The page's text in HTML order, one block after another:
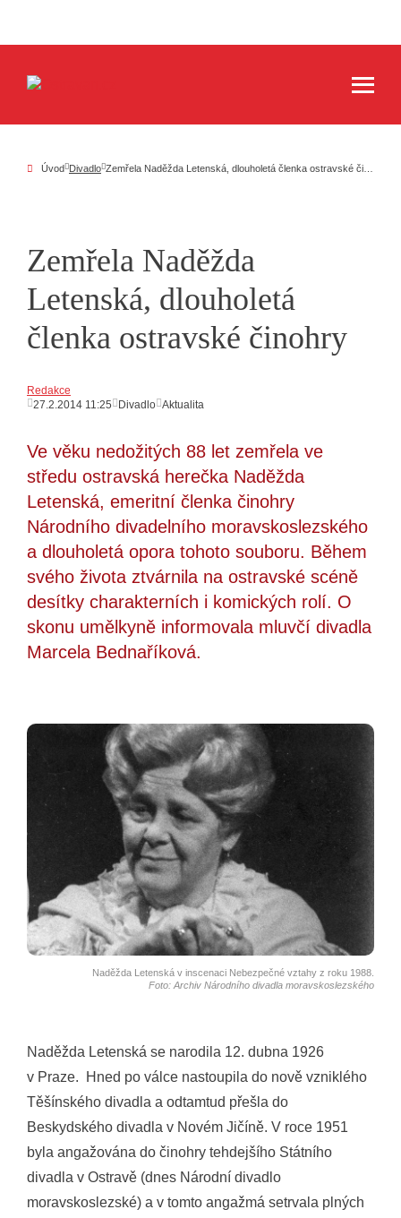
Úvod Divadlo
Zemřela Naděžda
Letenská, dlouholetá
členka ostravské činohry
Redakce
27.2.2014 11:25
Divadlo Aktualita
Ve věku nedožitých 88 let zemřela ve
středu ostravská herečka Naděžda
Letenská, emeritní členka činohry
Národního divadelního moravskoslezského
a dlouholetá opora tohoto souboru. Během
svého života ztvárnila na ostravské scéně
desítky charakterních i komických rolí. O
skonu umělkyně informovala mluvčí divadla
Marcela Bednaříková.
Naděžda Letenská v inscenaci Nebezpečné vztahy z roku 1988.
Foto: Archiv Národního divadla moravskoslezského
Naděžda Letenská se narodila 12. dubna 1926
v Praze. Hned po válce nastoupila do nově vzniklého
Těšínského divadla a odtamtud přešla do
Beskydského divadla v Novém Jičíně. V roce 1951
byla angažována do činohry tehdejšího Státního
divadla v Ostravě (dnes Národní divadlo
moravskoslezské) a v tomto angažmá setrvala plných